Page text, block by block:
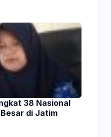
38 Nasional
Besar di Jatim